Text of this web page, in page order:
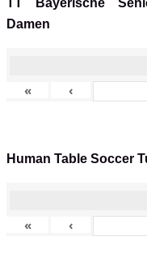
TT Bayerische
Damen
« ‹
Human Table Soccer
« ‹